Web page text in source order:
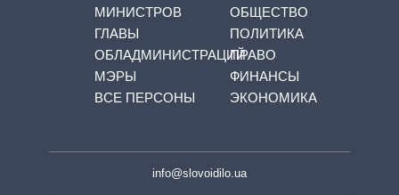
МИНИСТРОВ
ГЛАВЫ
ОБЛАДМИНИСТРАЦИЙ
МЭРЫ
ВСЕ ПЕРСОНЫ
ОБЩЕСТВО
ПОЛИТИКА
ПРАВО
ФИНАНСЫ
ЭКОНОМИКА
info@slovoidilo.ua